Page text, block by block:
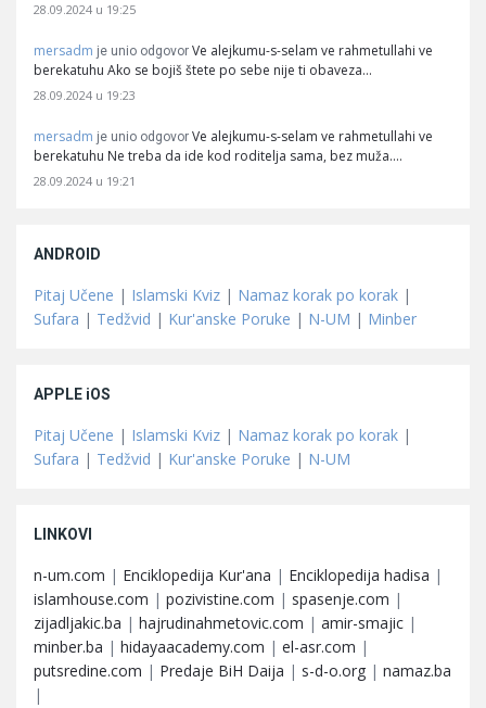
28.09.2024 u 19:25
mersadm je unio odgovor Ve alejkumu-s-selam ve rahmetullahi ve
berekatuhu Ako se bojiš štete po sebe nije ti obaveza…
28.09.2024 u 19:23
mersadm je unio odgovor Ve alejkumu-s-selam ve rahmetullahi ve
berekatuhu Ne treba da ide kod roditelja sama, bez muža.…
28.09.2024 u 19:21
ANDROID
Pitaj Učene | Islamski Kviz | Namaz korak po korak |
Sufara | Tedžvid | Kur'anske Poruke | N-UM | Minber
APPLE iOS
Pitaj Učene | Islamski Kviz | Namaz korak po korak |
Sufara | Tedžvid | Kur'anske Poruke | N-UM
LINKOVI
n-um.com | Enciklopedija Kur'ana | Enciklopedija hadisa |
islamhouse.com | pozivistine.com | spasenje.com |
zijadljakic.ba | hajrudinahmetovic.com | amir-smajic |
minber.ba | hidayaacademy.com | el-asr.com |
putsredine.com | Predaje BiH Daija | s-d-o.org | namaz.ba
|